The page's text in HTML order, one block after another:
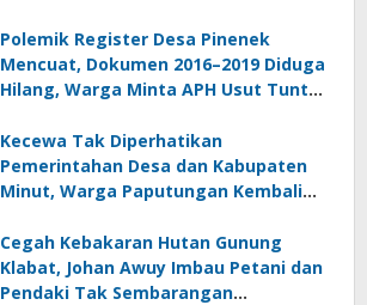
Polemik Register Desa Pinenek
Mencuat, Dokumen 2016–2019 Diduga
Hilang, Warga Minta APH Usut Tuntas
Kumtua HK
Kecewa Tak Diperhatikan
Pemerintahan Desa dan Kabupaten
Minut, Warga Paputungan Kembali
Tambatan Perahu
Cegah Kebakaran Hutan Gunung
Klabat, Johan Awuy Imbau Petani dan
Pendaki Tak Sembarangan